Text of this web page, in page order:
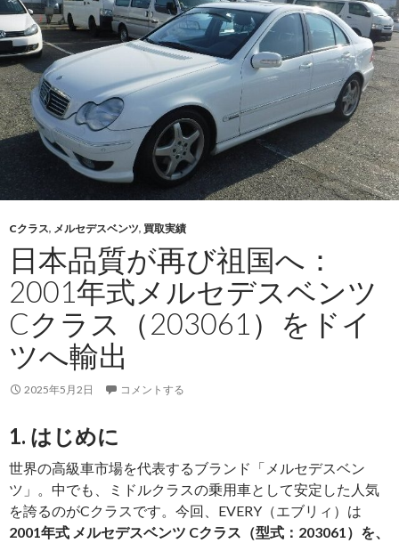
輸
送
ニ
ー
ズ
に
応
え
台：
ト
ヨ
タ
コ
ー
1995
年
式
を
Cクラス, メルセデスベンツ, 買取実績
日本品質が再び祖国へ：
2001年式メルセデスベンツ
Cクラス（203061）をドイ
ツへ輸出
2025年5月2日 コメントする
1. はじめに
世界の高級車市場を代表するブランド「メルセデスベン
ツ」。中でも、ミドルクラスの乗用車として安定した人気
を誇るのがCクラスです。今回、EVERY（エブリィ）は
2001年式 メルセデスベンツ Cクラス（型式：203061）を、